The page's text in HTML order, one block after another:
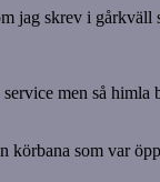
jag skrev i
men så
som var